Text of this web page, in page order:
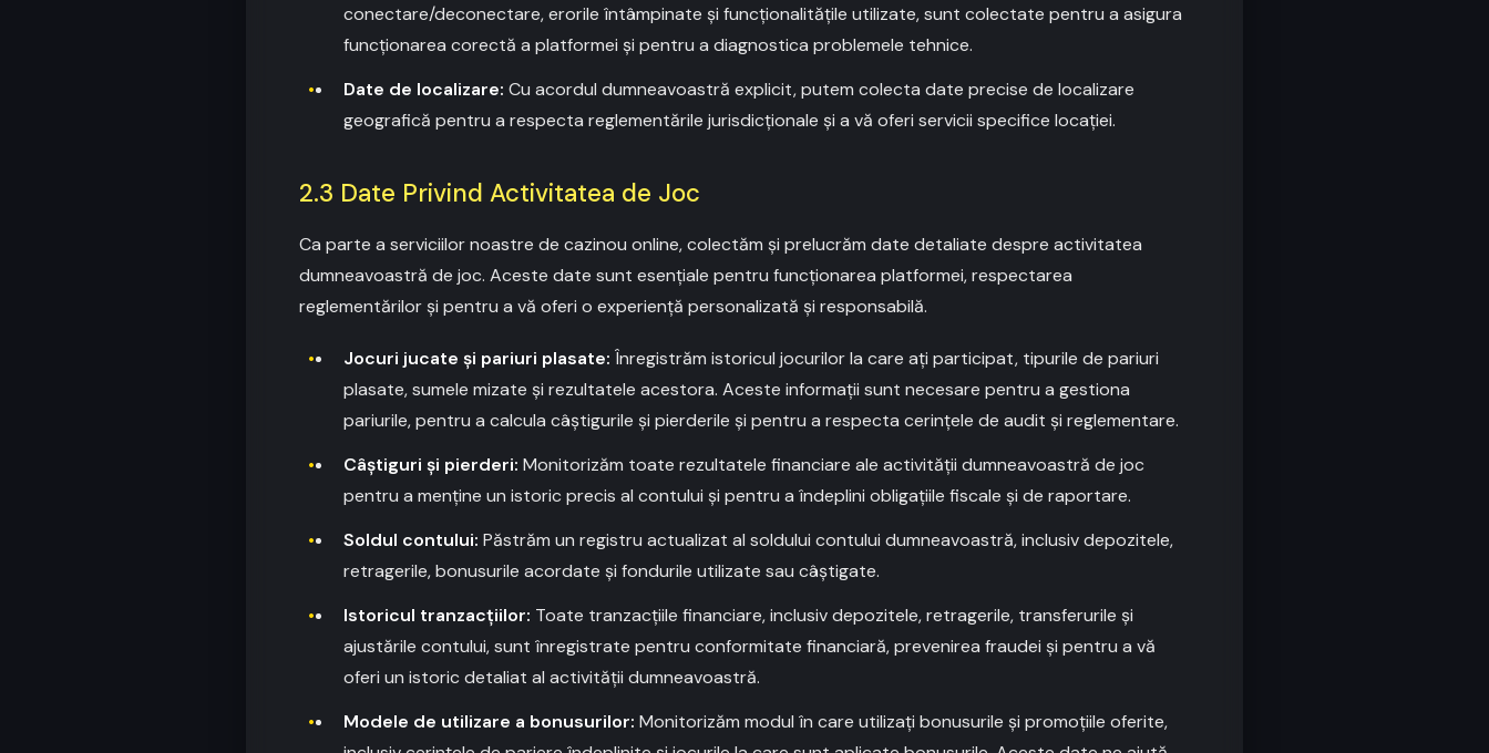
conectare/deconectare, erorile întâmpinate și funcționalitățile utilizate, sunt colectate pentru a asigura
funcționarea corectă a platformei și pentru a diagnostica problemele tehnice.
Date de localizare: Cu acordul dumneavoastră explicit, putem colecta date precise de localizare
geografică pentru a respecta reglementările jurisdicționale și a vă oferi servicii specifice locației.
2.3 Date Privind Activitatea de Joc
Ca parte a serviciilor noastre de cazinou online, colectăm și prelucrăm date detaliate despre activitatea
dumneavoastră de joc. Aceste date sunt esențiale pentru funcționarea platformei, respectarea
reglementărilor și pentru a vă oferi o experiență personalizată și responsabilă.
Jocuri jucate și pariuri plasate: Înregistrăm istoricul jocurilor la care ați participat, tipurile de pariuri
plasate, sumele mizate și rezultatele acestora. Aceste informații sunt necesare pentru a gestiona
pariurile, pentru a calcula câștigurile și pierderile și pentru a respecta cerințele de audit și reglementare.
Câștiguri și pierderi: Monitorizăm toate rezultatele financiare ale activității dumneavoastră de joc
pentru a menține un istoric precis al contului și pentru a îndeplini obligațiile fiscale și de raportare.
Soldul contului: Păstrăm un registru actualizat al soldului contului dumneavoastră, inclusiv depozitele,
retragerile, bonusurile acordate și fondurile utilizate sau câștigate.
Istoricul tranzacțiilor: Toate tranzacțiile financiare, inclusiv depozitele, retragerile, transferurile și
ajustările contului, sunt înregistrate pentru conformitate financiară, prevenirea fraudei și pentru a vă
oferi un istoric detaliat al activității dumneavoastră.
Modele de utilizare a bonusurilor: Monitorizăm modul în care utilizați bonusurile și promoțiile oferite,